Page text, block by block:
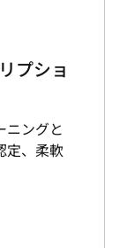
プショ
ニングと
定、柔軟